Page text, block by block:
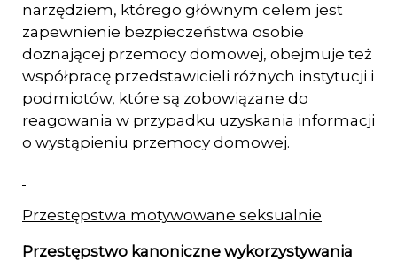
narzędziem, którego głównym celem jest
zapew­nienie bezpieczeństwa osobie
doznającej przemocy domowej, obejmuje też
współ­pracę przedstawicieli różnych instytucji i
podmiotów, które są zobowiązane do
reagowania w przypadku uzyskania informacji
o wystąpieniu przemocy domowej.
Przestępstwa motywowane seksualnie
Przestępstwo kanoniczne wykorzystywania